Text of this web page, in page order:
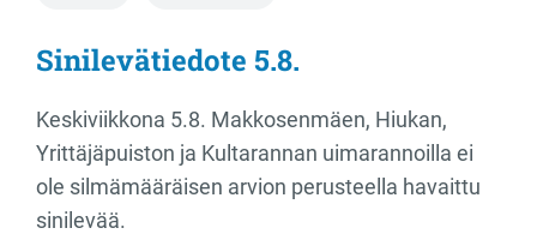
Sinilevätiedote 5.8.
Keskiviikkona 5.8. Makkosenmäen, Hiukan,
Yrittäjäpuiston ja Kultarannan uimarannoilla ei
ole silmämääräisen arvion perusteella havaittu
sinilevää.